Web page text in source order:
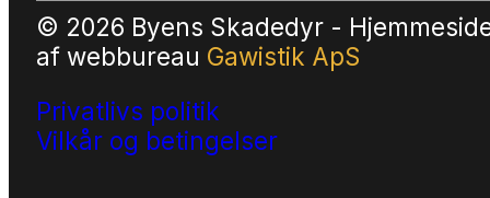
© 2026 Byens Skadedyr -
af webbureau Gawistik ApS
Privatlivs politik
Vilkår og betingelser